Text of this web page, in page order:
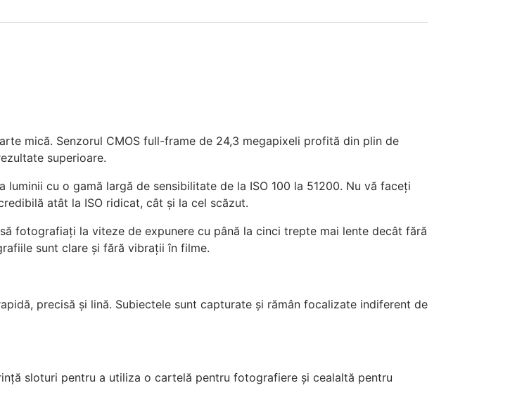
mică. Senzorul CMOS full-frame de 24,3 megapixeli profită din plin de
superioare.
cu o gamă largă de sensibilitate de la ISO 100 la 51200. Nu vă faceți
atât la ISO ridicat, cât și la cel scăzut.
fotografiați la viteze de expunere cu până la cinci trepte mai lente decât fără
sunt clare și fără vibrații în filme.
precisă și lină. Subiectele sunt capturate și rămân focalizate indiferent de
sloturi pentru a utiliza o cartelă pentru fotografiere și cealaltă pentru